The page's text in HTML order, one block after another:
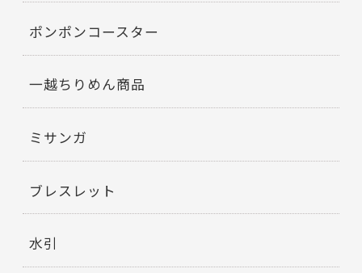
ポンポンコースター
一越ちりめん商品
ミサンガ
ブレスレット
水引